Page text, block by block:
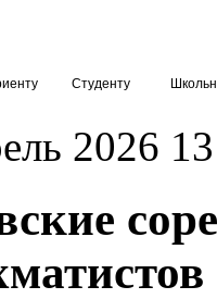
Студенту
2026